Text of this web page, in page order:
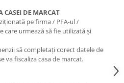
DE MARCAT
pe firma / PFA-ul /
urmează să fie utilizată și
să completați corect datele de
va fiscaliza casa de marcat.